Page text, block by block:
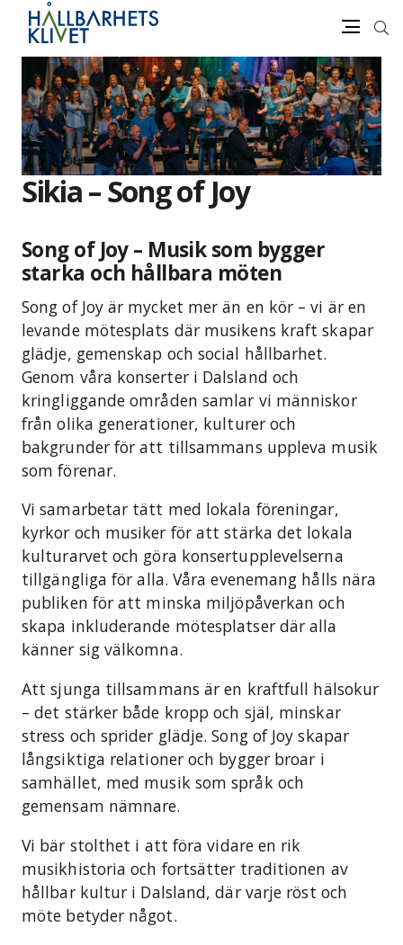
vidare
innehåll
Sök
Sikia – Song of Joy
Song of Joy – Musik som bygger
starka och hållbara möten
Song of Joy är mycket mer än en kör – vi är en
levande mötesplats där musikens kraft skapar
glädje, gemenskap och social hållbarhet.
Genom våra konserter i Dalsland och
kringliggande områden samlar vi människor
från olika generationer, kulturer och
bakgrunder för att tillsammans uppleva musik
som förenar.
Vi samarbetar tätt med lokala föreningar,
kyrkor och musiker för att stärka det lokala
kulturarvet och göra konsertupplevelserna
tillgängliga för alla. Våra evenemang hålls nära
publiken för att minska miljöpåverkan och
skapa inkluderande mötesplatser där alla
känner sig välkomna.
Att sjunga tillsammans är en kraftfull hälsokur
– det stärker både kropp och själ, minskar
stress och sprider glädje. Song of Joy skapar
långsiktiga relationer och bygger broar i
samhället, med musik som språk och
gemensam nämnare.
Vi bär stolthet i att föra vidare en rik
musikhistoria och fortsätter traditionen av
hållbar kultur i Dalsland, där varje röst och
möte betyder något.